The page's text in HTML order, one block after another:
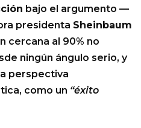
bajo el argumento —
presidenta Sheinbaum
cercana al 90% no
ningún ángulo serio, y
perspectiva
como un “éxito